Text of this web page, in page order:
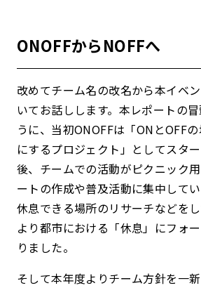
ONOFFからNOFFへ
改めてチーム名の改名から本イベ
いてお話しします。 本レポートの
うに、当初ONOFFは「ONとOFF
にするプロジェクト」としてスター
後、チームでの活動がピクニック
ートの作成や普及活動に集中して
休息できる場所のリサーチなどをし
より都市における「休息」にフォ
りました。
そして本年度よりチーム方針を一